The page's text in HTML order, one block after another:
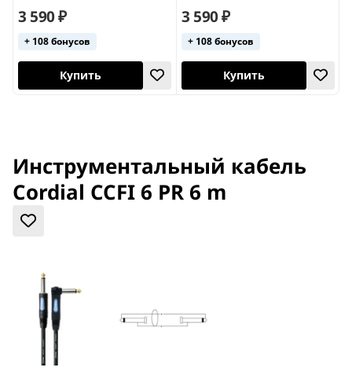
3 590 ₽
+ 108 бонусов
3 590 ₽
+ 108 бонусов
Инструментальный кабель
Cordial CCFI 6 PR 6 m